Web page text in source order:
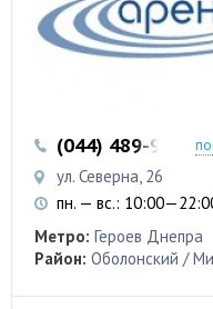
(044) 489-96-33
ул. Северна, 26
пн. — вс.:
Метро: Героев Днепра
Район: Оболонский /